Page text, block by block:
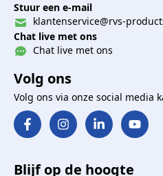
Stuur een e-mail
klantenservice@rvs-
Chat live met ons
Chat live met ons
Volg ons
Volg ons via onze social media
Blijf op de hoogte